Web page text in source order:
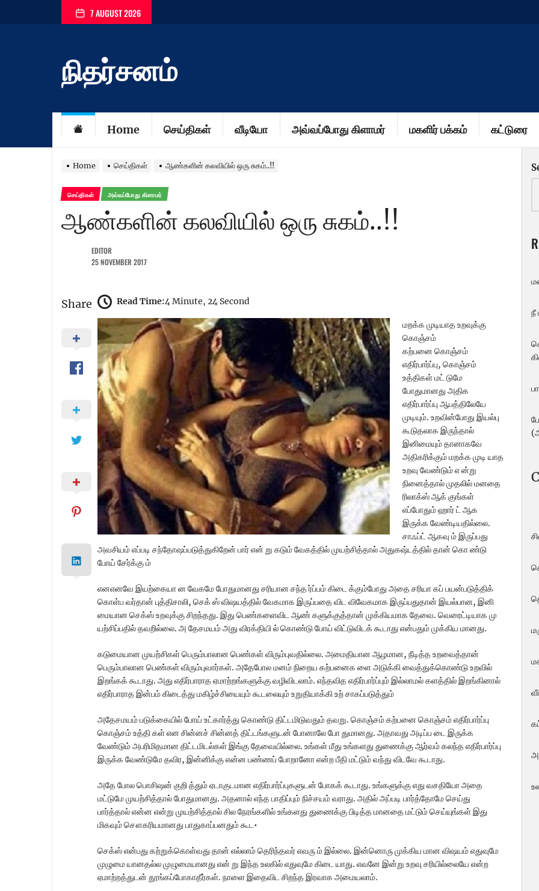
7 AUGUST 2026
நிதர்சனம்
Home செய்திகள் வீடியோ அவ்வப்போது கிளாமர் மகளிர் பக்கம் கட்டுரை
Home செய்திகள் ஆண்களின் கலவியில் ஒரு சுகம்..!!
செய்திகள் அவ்வப்போது கிளாமர்
ஆண்களின் கலவியில் ஒரு சுகம்..!!
EDITOR
25 NOVEMBER 2017
Share Read Time:4 Minute, 24 Second
ம‌றக்க‍ முடியாத உறவுக்கு
கொஞ்சம்
கற்பனை கொஞ்சம்
எதிர்பார்ப்பு, கொஞ்சம்
உத்திகள் மட் டுமே
போதுமானது அதிக
எதிர்பார்ப்பு ஆபத்திலேயே
முடியும். உறவின்போது இயல்பு
கூடுதலாக இருந்தால்
இனிமையும் தானாகவே
அதிகரிக்கும் மறக்க‍ முடி யாத
உறவு வேண்டும் எ ன்று
நினைத்தால் முதலில் மனதை
ரிலாக்ஸ் ஆக் குங்கள்
எப்போதும் ஹார் ட் ஆக
இருக்க‍ வேண்டியதில்லை.
சாஃப்ட் ஆகவு ம் இருப்ப‍து
அவசியம் எப்ப‍டி சந்தோஷப்படுத்துகிறேன் பார் என் று கடும் வேகத்தில் முயற்சித்தால் அதுகஷ்டத்தில் தான் கொ ண்டு
போய் சேர்க்கு ம்
என‌எனவே இயற்கையா ன வேகமே போதுமானது சரியான சந்த ர்ப்ப‍ம் கிடை க்கும்போது அதை சரியா கப் பயன்படுத்திக்
கொள்ப வர்தான் புத்திசாலி, செக் ஸ் விஷயத்தில் வேகமாக இருப்ப‍தை விட விவேகமாக இருப்ப‍துதான் இயல்பான, இனி
மையான செக்ஸ் உறவுக்கு சிறந்தது. இது பெண்களைவிட ஆண் களுக்குத்தான் முக்கியமாக தேவை. வெரைட்டியாக மு
யற்சிப்ப‍தில் தவறில்லை. அ தேசமயம் அது விரக்தியி ல் கொண்டு போய் விட்டுவிடக் கூடாது என்பதும் முக்கிய மானது.
கடுமையான முயற்சிகள் பெரும்பாலான பெண்கள் விரும்புவதில்லை. அமைதியான ஆழமான, நீடித்த‍ உறவைத்தான்
பெரும்பாலான பெண்கள் விரும்புவார்கள். அதேபோல மனம் நிறைய கற்பனைக ளை அடுக்கி வைத்துக்கொண்டு உறவில்
இறங்கக் கூடாது. அது எதிர்பாராத ஏமாற்ற‍ங்களுக்கு வழிவிடலாம். எந்தவித எதிர்பார்ப்பும் இல்லாமல் களத்தில் இறங்கினால்
எதிர்பாராத இன்பம் கிடைத்து மகிழ்ச்சியையும் கூடலையும் உறுதியாக்கி உற் சாகப்படுத்தும்
அதேசமயம் படுக்கையில் போய் உட்கார்த்து கொண்டு திட்ட‍மிடுவதும் தவறு. கொஞ்சம் கற்பனை கொஞ்சம் எதிர்பார்ப்பு
கொஞ்சம் உத்தி கள் என சின்னச் சின்ன‍த் திட்ட‍ங்களுடன் போனாலே போ துமானது. அதாவது அடிப்ப டை இருக்க‍
வேண்டும் அபரிமிதமான திட்ட‍மிடல்கள் இங்கு தேவையில்லை. உங்கள் மீது உங்களது துணைக்கு ஆர்வம் கலந்த எதிர்பார்ப்பு
இருக்க‍ வேண்டுமே தவிர, இன்னிக்கு என்ன‍ பண்ண‍ப் போறானோ என்ற பீதி மட்டும் வந்து விடவே கூடாது.
அதே போல பொசிஷன் குறி த்தும் ஏடாகுடமான எதிர்பார்ப்புகளுடன் போகக் கூடாது. உங்களுக்கு எது வசதியோ அதை
மட்டுமே முயற்சித்தால் போதுமானது. அதனால் எந்த பாதிப்பும் நிச்ச‍யம் வராது. அதில் அப்ப‍டி பார்த்தோமே செய்து
பார்த்தால் என்ன‍ என்று முயற்சித்தால் சில நேரங்களில் உங்களது துணைக்கு பிடித்த‍ மானதை மட்டும் செய்யுங்கள் இது
மிகவும் சௌகரியமானது பாதுகாப்ப‍னதும் கூட•
செக்ஸ் என்பது கற்றுக்கொள்வது தான் எல்லாம் தெரிந்தவர் எவரு ம் இல்லை. இன்னொரு முக்கிய மான விஷயம் எதுவுமே
முழுமை யானதல்ல‍ முழுமையானது என் று இந்த உலகில் எதுவுமே கிடை யாது. எவனே இன்று உறவு சரியில்லையே என்ற
ஏமாற்ற‍த்துடன் தூங்கப்போகாதீர்கள். நாளை இதைவிட சிறந்த இரவாக அமையலாம்.
நீ